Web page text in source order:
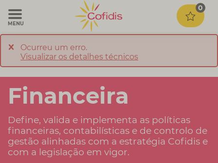
MENU
0
Ocurreu um erro.
Visualizar os detalhes técnicos
Financeira
Define, valida e implementa as políticas
financeiras, contabilísticas e de controlo de
gestão alinhadas com a estratégia Cofidis e
com a legislação em vigor.